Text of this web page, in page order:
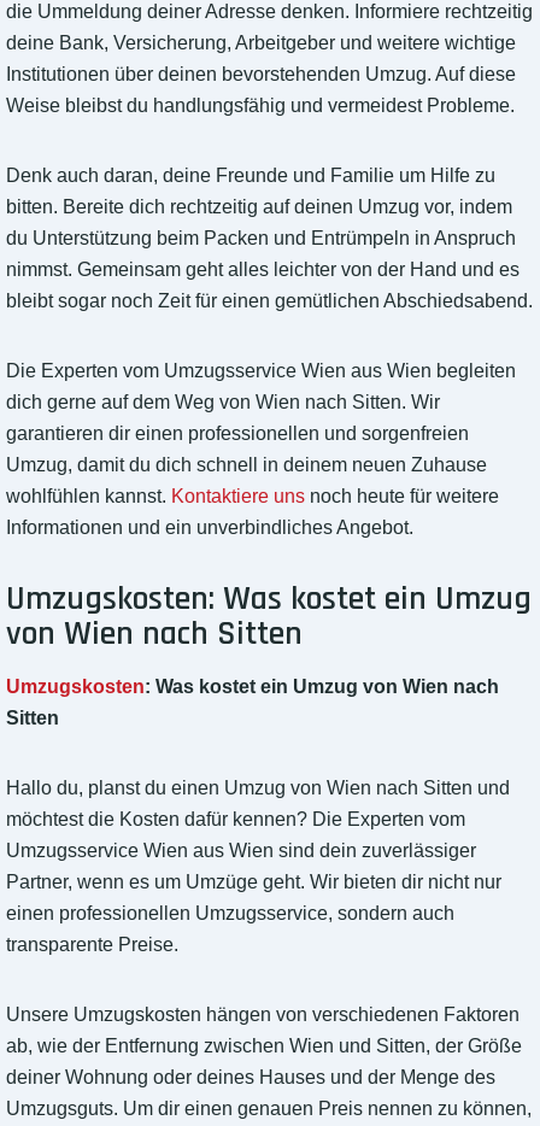
die Ummeldung deiner Adresse denken. Informiere rechtzeitig
deine Bank, Versicherung, Arbeitgeber und weitere wichtige
Institutionen über deinen bevorstehenden Umzug. Auf diese
Weise bleibst du handlungsfähig und vermeidest Probleme.
Denk auch daran, deine Freunde und Familie um Hilfe zu
bitten. Bereite dich rechtzeitig auf deinen Umzug vor, indem
du Unterstützung beim Packen und Entrümpeln in Anspruch
nimmst. Gemeinsam geht alles leichter von der Hand und es
bleibt sogar noch Zeit für einen gemütlichen Abschiedsabend.
Die Experten vom Umzugsservice Wien aus Wien begleiten
dich gerne auf dem Weg von Wien nach Sitten. Wir
garantieren dir einen professionellen und sorgenfreien
Umzug, damit du dich schnell in deinem neuen Zuhause
wohlfühlen kannst. Kontaktiere uns noch heute für weitere
Informationen und ein unverbindliches Angebot.
Umzugskosten: Was kostet ein Umzug
von Wien nach Sitten
Umzugskosten: Was kostet ein Umzug von Wien nach
Sitten
Hallo du, planst du einen Umzug von Wien nach Sitten und
möchtest die Kosten dafür kennen? Die Experten vom
Umzugsservice Wien aus Wien sind dein zuverlässiger
Partner, wenn es um Umzüge geht. Wir bieten dir nicht nur
einen professionellen Umzugsservice, sondern auch
transparente Preise.
Unsere Umzugskosten hängen von verschiedenen Faktoren
ab, wie der Entfernung zwischen Wien und Sitten, der Größe
deiner Wohnung oder deines Hauses und der Menge des
Umzugsguts. Um dir einen genauen Preis nennen zu können,